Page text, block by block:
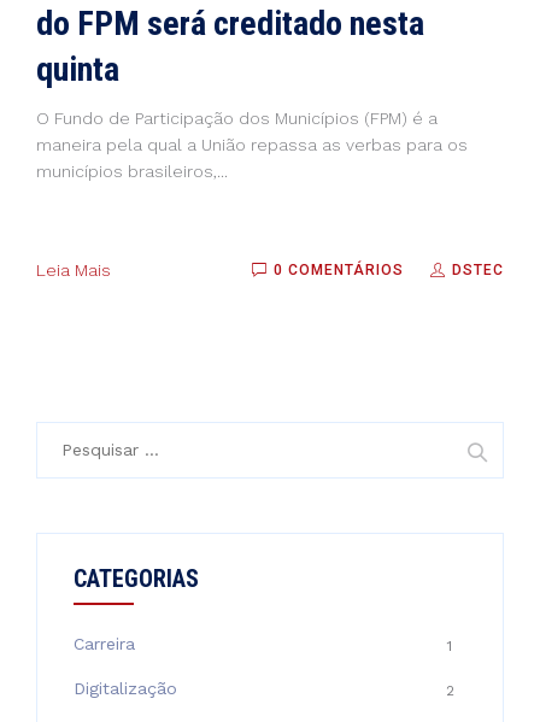
do FPM será creditado nesta
quinta
O Fundo de Participação dos Municípios (FPM) é a
maneira pela qual a União repassa as verbas para os
municípios brasileiros,...
Leia Mais 0 COMENTÁRIOS DSTEC
CATEGORIAS
Carreira 1
Digitalização 2